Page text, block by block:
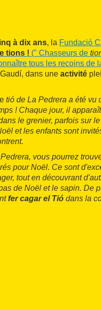
à dix ans, la Fundació
tions ! (" Chasseurs de
tous les recoins de
dans une activité
tió de La Pedrera a été vu
! Chaque jour, il
le grenier, parfois sur
et les enfants sont
vous pourrez
pour Noël. Ce sont
tout en découvrant
de Noël et le sapin. De
fer cagar el Tió dans la